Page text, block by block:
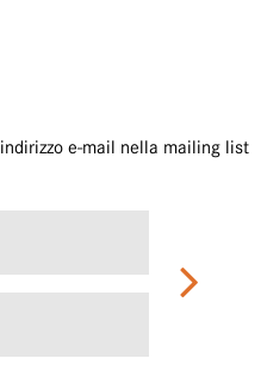
e-mail nella mailing list